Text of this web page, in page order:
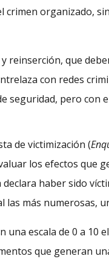
organizado,
que
con redes
seguridad, pero con
de victimización (
los efectos que
haber sido
más numerosas,
escala de 0 a 10
que generan